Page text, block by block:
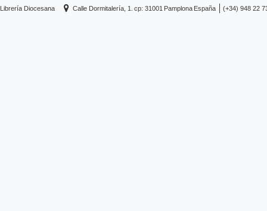
Librería Diocesana Calle Dormitalería, 1. cp: 31001 Pamplona España (+34) 948 22